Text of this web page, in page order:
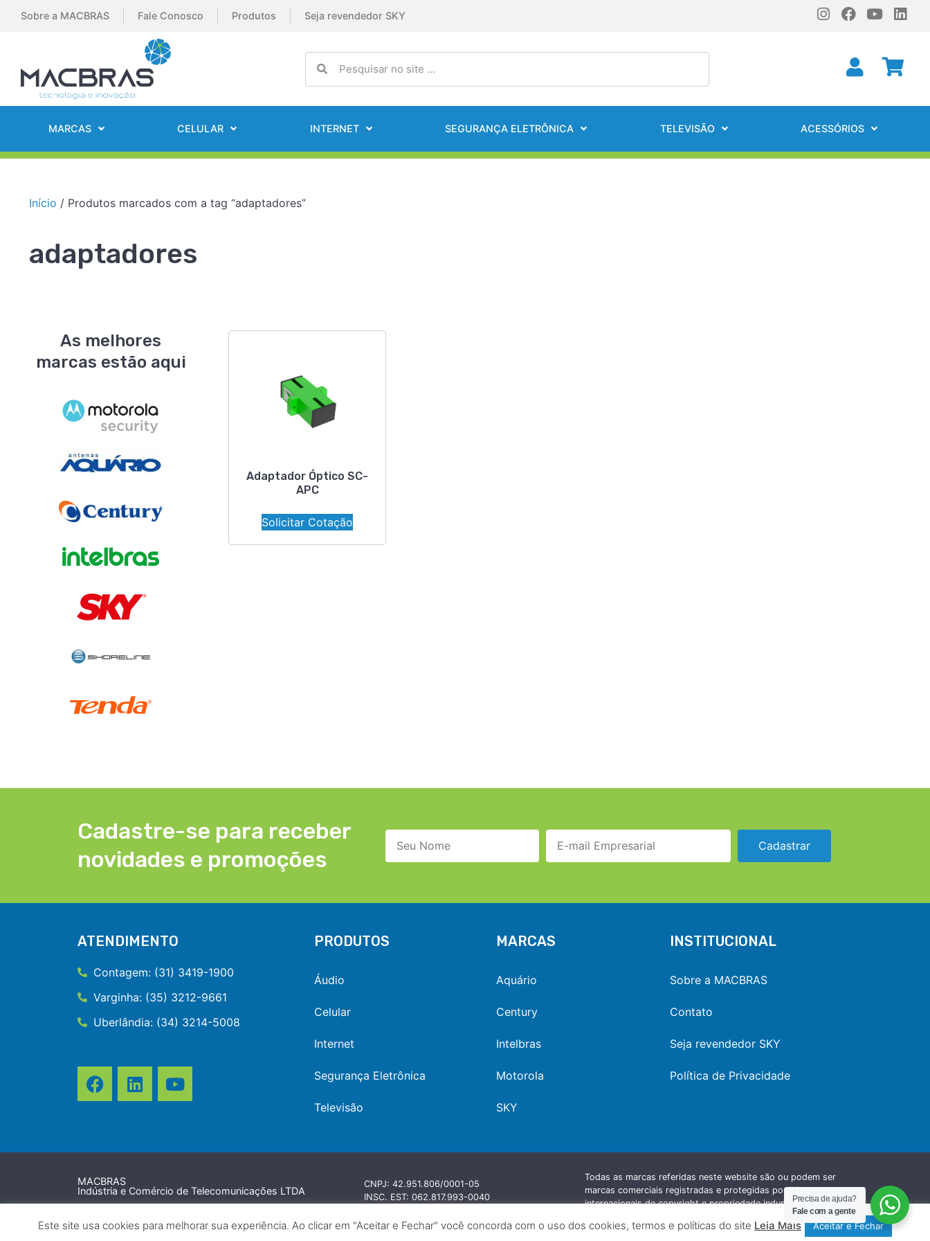
Sobre a MACBRAS Fale Conosco Produtos Seja revendedor SKY
MARCAS CELULAR INTERNET SEGURANÇA ELETRÔNICA TELEVISÃO ACESSÓRIOS
Início / Produtos marcados com a tag “adaptadores”
adaptadores
As melhores
marcas estão aqui
Adaptador Óptico SC-
APC
Solicitar Cotação
Cadastre-se para receber
novidades e promoções
Cadastrar
ATENDIMENTO
Contagem: (31) 3419-1900
Varginha: (35) 3212-9661
Uberlândia: (34) 3214-5008
PRODUTOS
Áudio
Celular
Internet
Segurança Eletrônica
Televisão
MARCAS
Aquário
Century
Intelbras
Motorola
SKY
INSTITUCIONAL
Sobre a MACBRAS
Contato
Seja revendedor SKY
Política de Privacidade
MACBRAS
Indústria e Comércio de Telecomunicações LTDA
CNPJ: 42.951.806/0001-05
INSC. EST: 062.817.993-0040
Todas as marcas referidas neste website são ou podem ser
marcas comerciais registradas e protegidas por leis
internacionais de copyright e propriedade industrial e
pertencem aos seus respectivos fabricantes e proprietários.
Este site usa cookies para melhorar sua experiência. Ao clicar em "Aceitar e Fechar" você concorda com o uso dos cookies, termos e políticas do site Leia Mais Aceitar e Fechar
Precisa de ajuda?
Fale com a gente